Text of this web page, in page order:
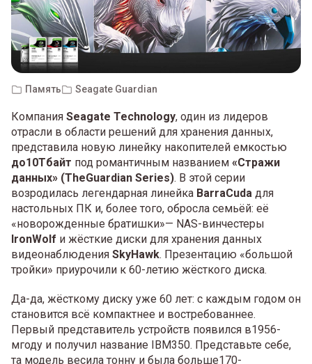
Память Seagate Guardian
Компания Seagate Technology, один из лидеров
отрасли в области решений для хранения данных,
представила новую линейку накопителей емкостью
до10Тбайт под романтичным названием «Стражи
данных» (TheGuardian Series). В этой серии
возродилась легендарная линейка BarraCuda для
настольных ПК и, более того, обросла семьёй: её
«новорожденные братишки»— NAS-винчестеры
IronWolf и жёсткие диски для хранения данных
видеонаблюдения SkyHawk. Презентацию «большой
тройки» приурочили к 60-летию жёсткого диска.
Да-да, жёсткому диску уже 60 лет: с каждым годом он
становится всё компактнее и востребованнее.
Первый представитель устройств появился в1956-
мгоду и получил название IBM350. Представьте себе,
та модель весила тонну и была больше170-